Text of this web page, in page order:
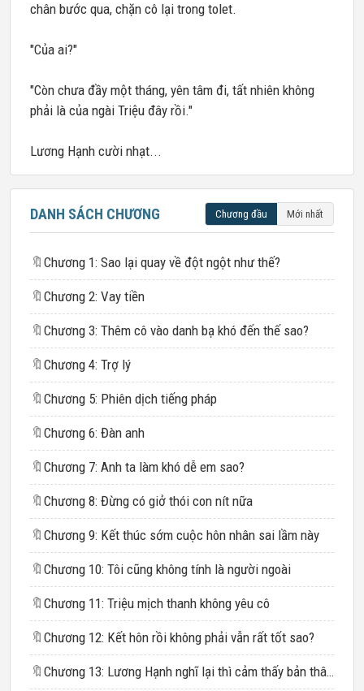
chân bước qua, chặn cô lại trong tolet.
"Của ai?"
"Còn chưa đầy một tháng, yên tâm đi, tất nhiên không
phải là của ngài Triệu đây rồi."
Lương Hạnh cười nhạt...
DANH SÁCH CHƯƠNG Chương đầu Mới nhất
🔖 Chương 1: Sao lại quay về đột ngột như thế?
🔖 Chương 2: Vay tiền
🔖 Chương 3: Thêm cô vào danh bạ khó đến thế sao?
🔖 Chương 4: Trợ lý
🔖 Chương 5: Phiên dịch tiếng pháp
🔖 Chương 6: Đàn anh
🔖 Chương 7: Anh ta làm khó dễ em sao?
🔖 Chương 8: Đừng có giở thói con nít nữa
🔖 Chương 9: Kết thúc sớm cuộc hôn nhân sai lầm này
🔖 Chương 10: Tôi cũng không tính là người ngoài
🔖 Chương 11: Triệu mịch thanh không yêu cô
🔖 Chương 12: Kết hôn rồi không phải vẫn rất tốt sao?
🔖 Chương 13: Lương Hạnh nghĩ lại thì cảm thấy bản thân rất ngu, một người đàn ông không yêu cô thì làm sao lại muốn có con đư�